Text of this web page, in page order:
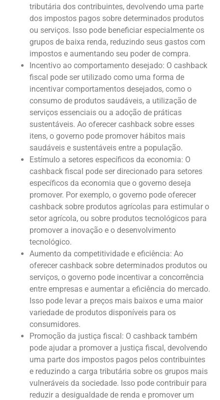
tributária dos contribuintes, devolvendo uma parte
dos impostos pagos sobre determinados produtos
ou serviços. Isso pode beneficiar especialmente os
grupos de baixa renda, reduzindo seus gastos com
impostos e aumentando seu poder de compra.
Incentivo ao comportamento desejado: O cashback
fiscal pode ser utilizado como uma forma de
incentivar comportamentos desejados, como o
consumo de produtos saudáveis, a utilização de
serviços essenciais ou a adoção de práticas
sustentáveis. Ao oferecer cashback sobre esses
itens, o governo pode promover hábitos mais
saudáveis e sustentáveis entre a população.
Estímulo a setores específicos da economia: O
cashback fiscal pode ser direcionado para setores
específicos da economia que o governo deseja
promover. Por exemplo, o governo pode oferecer
cashback sobre produtos agrícolas para estimular o
setor agrícola, ou sobre produtos tecnológicos para
promover a inovação e o desenvolvimento
tecnológico.
Aumento da competitividade e eficiência: Ao
oferecer cashback sobre determinados produtos ou
serviços, o governo pode incentivar a concorrência
entre empresas e aumentar a eficiência do mercado.
Isso pode levar a preços mais baixos e uma maior
variedade de produtos disponíveis para os
consumidores.
Promoção da justiça fiscal: O cashback também
pode ajudar a promover a justiça fiscal, devolvendo
uma parte dos impostos pagos pelos contribuintes
e reduzindo a carga tributária sobre os grupos mais
vulneráveis da sociedade. Isso pode contribuir para
reduzir a desigualdade de renda e promover um